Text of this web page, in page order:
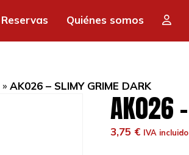
Reservas Quiénes somos
» AK026 – SLIMY GRIME DARK
AK026
3,75 € IVA incluido